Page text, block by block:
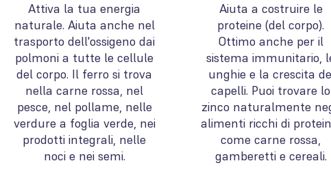
Attiva la tua energia
naturale. Aiuta anche nel
trasporto dell'ossigeno dai
polmoni a tutte le cellule
del corpo. Il ferro si trova
nella carne rossa, nel
pesce, nel pollame, nelle
verdure a foglia verde, nei
prodotti integrali, nelle
noci e nei semi.
Aiuta a costruire le
proteine ​​(del corpo).
Ottimo anche per il
sistema immunitario,
unghie e la crescita
capelli. Puoi trovare lo
zinco naturalmente
alimenti ricchi di
come carne rossa,
gamberetti e cereali.